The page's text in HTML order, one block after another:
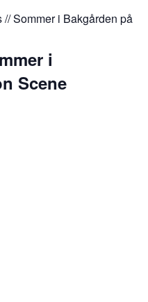
// Sommer i Bakgården på
i
Scene